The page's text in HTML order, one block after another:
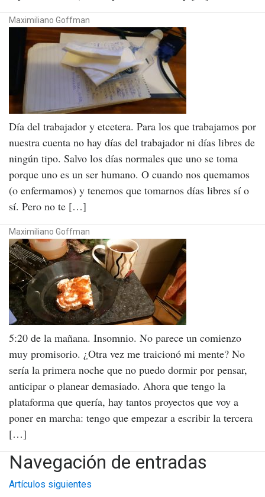
Maximiliano Goffman
Día del trabajador y etcetera. Para los que trabajamos por
nuestra cuenta no hay días del trabajador ni días libres de
ningún tipo. Salvo los días normales que uno se toma
porque uno es un ser humano. O cuando nos quemamos
(o enfermamos) y tenemos que tomarnos días libres sí o
sí. Pero no te […]
Maximiliano Goffman
5:20 de la mañana. Insomnio. No parece un comienzo
muy promisorio. ¿Otra vez me traicionó mi mente? No
sería la primera noche que no puedo dormir por pensar,
anticipar o planear demasiado. Ahora que tengo la
plataforma que quería, hay tantos proyectos que voy a
poner en marcha: tengo que empezar a escribir la tercera
[…]
Navegación de entradas
Artículos siguientes